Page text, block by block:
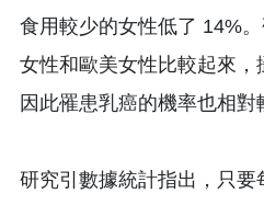
食用較少的女性低了 14%
女性和歐美女性比較起來，
因此罹患乳癌的機率也相對
研究引數據統計指出，只要